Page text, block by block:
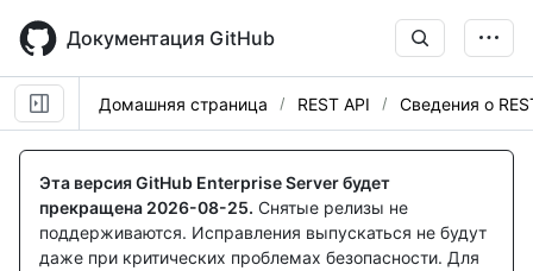
main
content
Документация GitHub
Домашняя страница REST API Сведения о
Эта версия GitHub Enterprise Server будет
прекращена 2026-08-25. Снятые релизы не
поддерживаются. Исправления выпускаться не будут
даже при критических проблемах безопасности. Для